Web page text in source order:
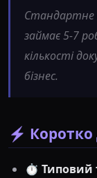
Стандартне
займає 5-7
кількості
бізнес.
⚡
⏱ Типовий